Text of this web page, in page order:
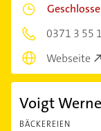
0371 3 55
Webseite
Voigt
BÄCKEREIEN